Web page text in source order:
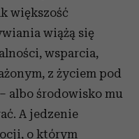
większość
wiążą się
wsparcia,
z życiem pod
albo środowisko mu
A jedzenie
o którym